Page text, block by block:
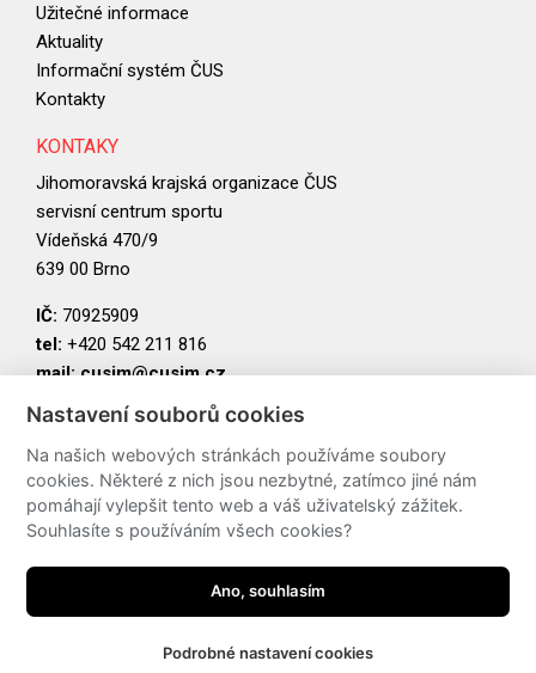
Užitečné informace
Aktuality
Informační systém ČUS
Kontakty
KONTAKY
Jihomoravská krajská organizace ČUS
servisní centrum sportu
Vídeňská 470/9
639 00 Brno
IČ: 70925909
tel: +420 542 211 816
mail: cusjm@cusjm.cz
Nastavení souborů cookies
Na našich webových stránkách používáme soubory
cookies. Některé z nich jsou nezbytné, zatímco jiné nám
pomáhají vylepšit tento web a váš uživatelský zážitek.
Souhlasíte s používáním všech cookies?
Ano, souhlasím
Podrobné nastavení cookies